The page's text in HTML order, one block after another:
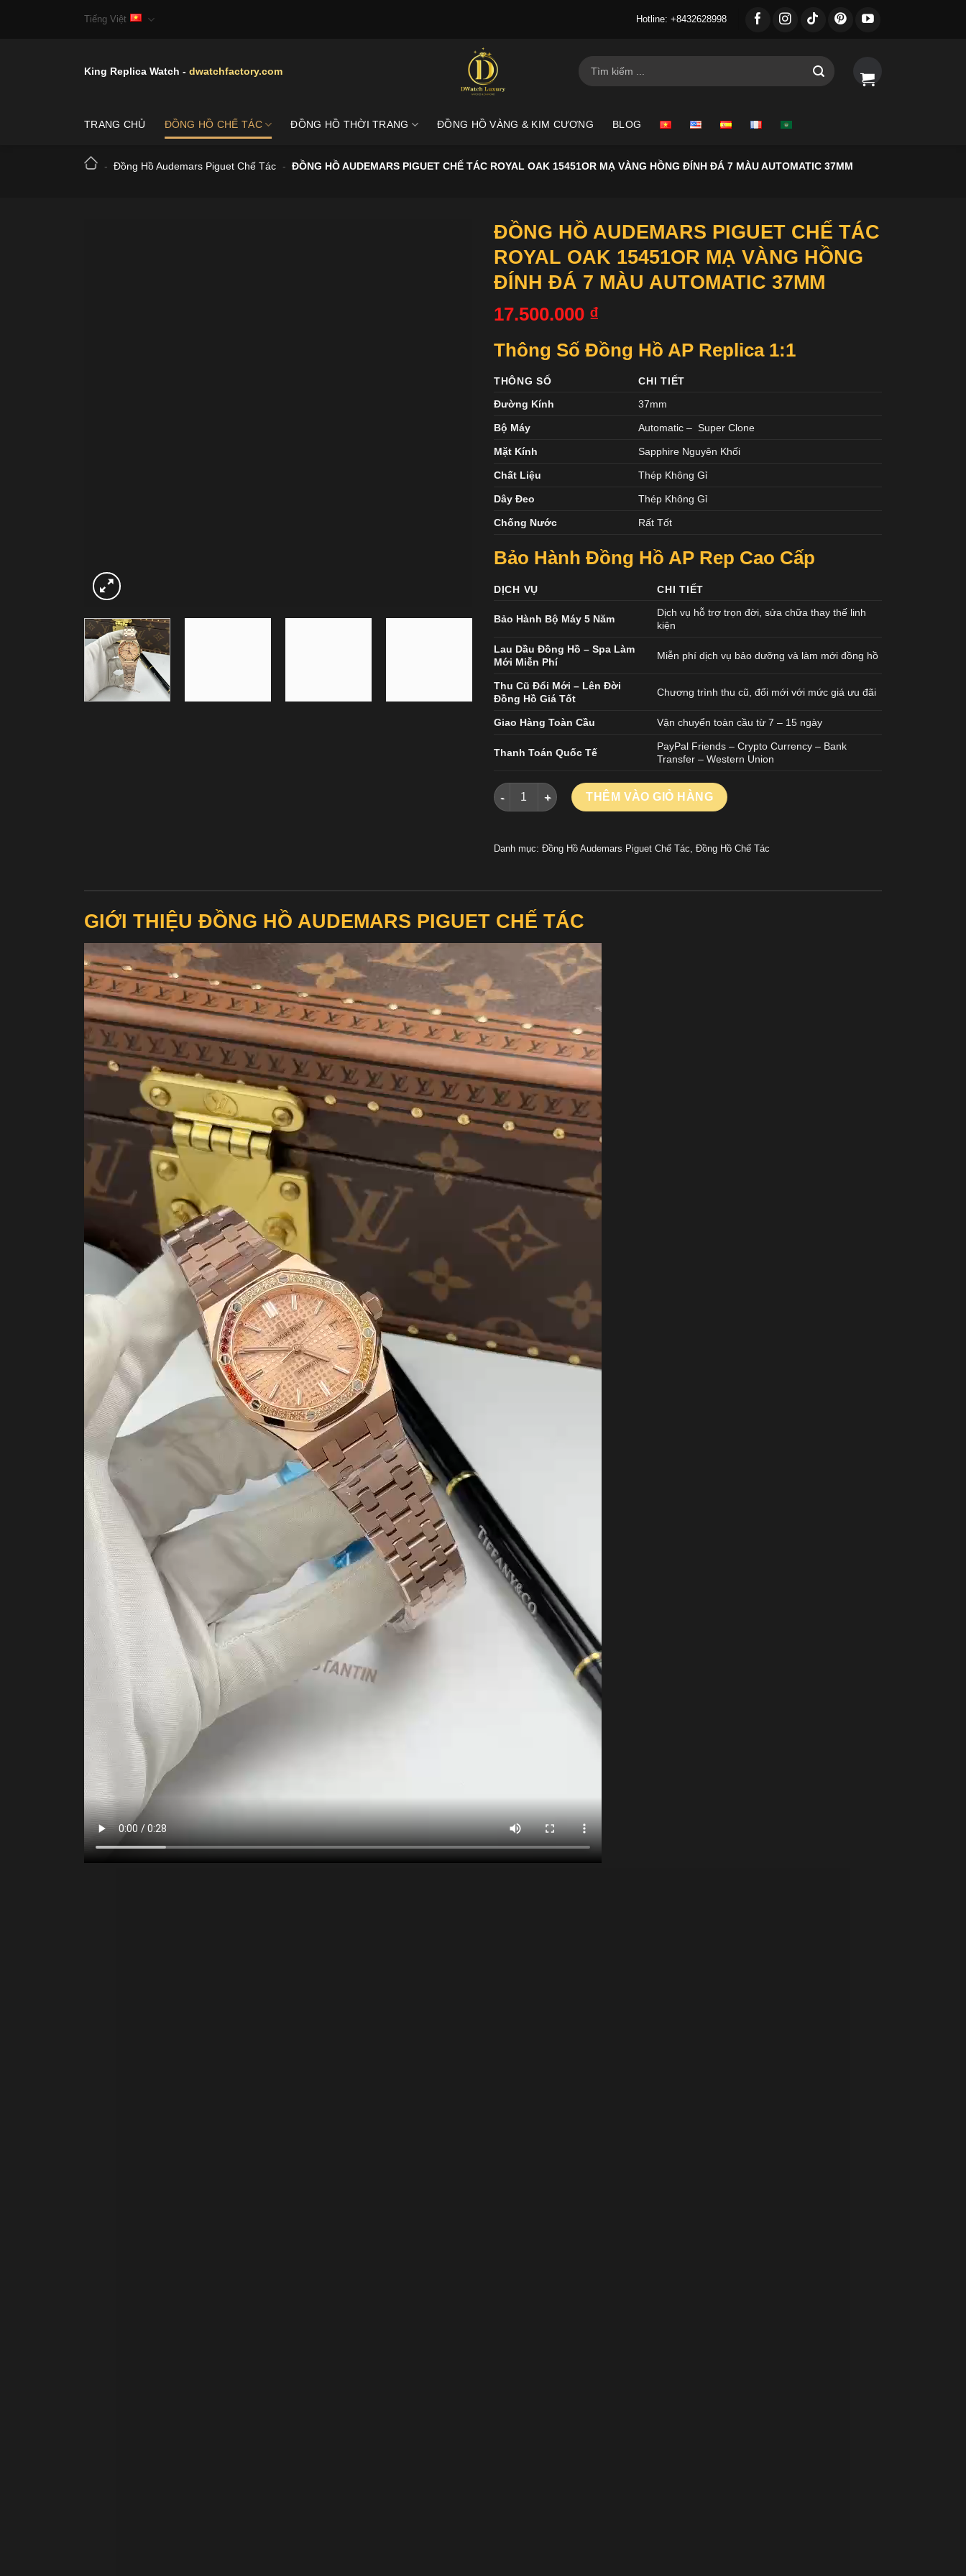
Tiếng Việt Hotline: +8432628998
King Replica Watch - dwatchfactory.com
Tìm
kiếm:
TRANG CHỦ ĐỒNG HỒ CHẾ TÁC ĐỒNG HỒ THỜI TRANG ĐỒNG HỒ VÀNG & KIM CƯƠNG BLOG
- Đồng Hồ Audemars Piguet Chế Tác - ĐỒNG HỒ AUDEMARS PIGUET CHẾ TÁC ROYAL OAK 15451OR MẠ VÀNG HỒNG ĐÍNH ĐÁ 7 MÀU AUTOMATIC 37MM
ĐỒNG HỒ AUDEMARS PIGUET CHẾ TÁC
ROYAL OAK 15451OR MẠ VÀNG HỒNG
ĐÍNH ĐÁ 7 MÀU AUTOMATIC 37MM
17.500.000 ₫
Thông Số Đồng Hồ AP Replica 1:1
THÔNG SỐ
CHI TIẾT
Đường Kính
37mm
Bộ Máy Automatic – Super Clone
Mặt Kính Sapphire Nguyên Khối
Chất Liệu Thép Không Gỉ
Dây Đeo Thép Không Gỉ
Chống Nước Rất Tốt
Bảo Hành Đồng Hồ AP Rep Cao Cấp
DỊCH VỤ CHI TIẾT
Bảo Hành Bộ Máy 5 Năm
Dịch vụ hỗ trợ trọn đời, sửa chữa thay thế linh
kiện
Lau Dầu Đồng Hồ – Spa Làm
Mới Miễn Phí
Miễn phí dịch vụ bảo dưỡng và làm mới đồng hồ
Thu Cũ Đổi Mới – Lên Đời
Đồng Hồ Giá Tốt
Chương trình thu cũ, đổi mới với mức giá ưu đãi
Giao Hàng Toàn Cầu Vận chuyển toàn cầu từ 7 – 15 ngày
Thanh Toán Quốc Tế
PayPal Friends – Crypto Currency – Bank
Transfer – Western Union
ĐỒNG HỒ AUDEMARS PIGUET CHẾ TÁC ROYAL OAK 15451OR MẠ VÀNG HỒNG ĐÍNH ĐÁ 7
THÊM VÀO GIỎ HÀNG
Danh mục: Đồng Hồ Audemars Piguet Chế Tác Đồng Hồ Chế Tác
GIỚI THIỆU ĐỒNG HỒ AUDEMARS PIGUET CHẾ TÁC